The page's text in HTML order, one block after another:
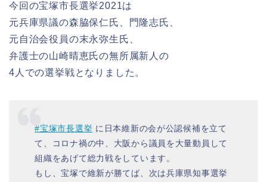
今回の宝塚市長選挙2021は
元兵庫県議の森脇保仁氏、門隆志氏、
元自治会役員の末永弥生氏、
弁護士の山崎晴恵氏の無所属新人の
4人での選挙戦となりました。
#宝塚市長選挙 に日本維新の会が公認候補を立て
て、コロナ禍の中、大阪から議員を大量動員して
組織をあげて総力戦をしています。
もし、宝塚で維新が勝てば、次は兵庫県知事選挙